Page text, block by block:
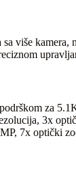
više
za
3x
7x optički